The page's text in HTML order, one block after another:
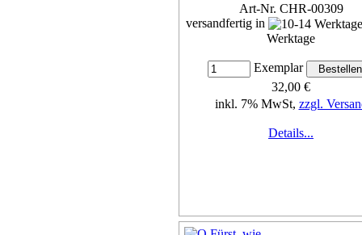
Art-Nr. CHR-00309
versandfertig in
Werktage
Exemplar
32,00 €
inkl. 7% MwSt, zzgl.
Details...